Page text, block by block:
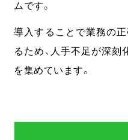
ムです。
導入することで業務の正
るため、人手不足が深
を集めています。